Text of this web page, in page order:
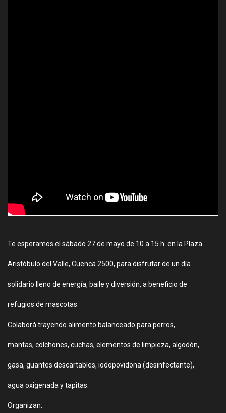
Te esperamos el sábado 27 de mayo de 10 a 15 h. en la Plaza
Aristóbulo del Valle, Cuenca 2500, para disfrutar de un día
solidario lleno de energía, baile y diversión, a beneficio de
refugios de mascotas.
Colaborá trayendo alimento balanceado para perros,
mantas, colchones, cuchas, elementos de limpieza, algodón,
gasa, guantes descartables, iodopovidona (desinfectante),
agua oxigenada y tapitas.
Organizan: